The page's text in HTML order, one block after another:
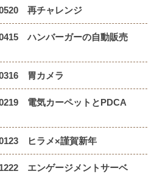
再チャレンジ
ハンバーガーの自動販売
胃カメラ
電気カーペットとPDCA
ヒラメ×謹賀新年
エンゲージメントサーベ